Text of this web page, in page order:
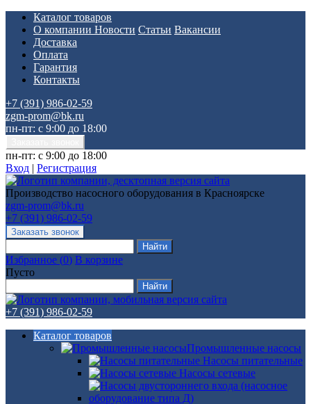
Каталог товаров
О компании Новости Статьи Вакансии
Доставка
Оплата
Гарантия
Контакты
+7 (391) 986-02-59
zgm-prom@bk.ru
пн-пт: с 9:00 до 18:00
пн-пт: с 9:00 до 18:00
Вход | Регистрация
Производство насосного оборудования в Красноярске
zgm-prom@bk.ru
+7 (391) 986-02-59
Избранное (0) В корзине
Пусто
+7 (391) 986-02-59
Каталог товаров
Промышленные насосы
Насосы питательные
Насосы сетевые